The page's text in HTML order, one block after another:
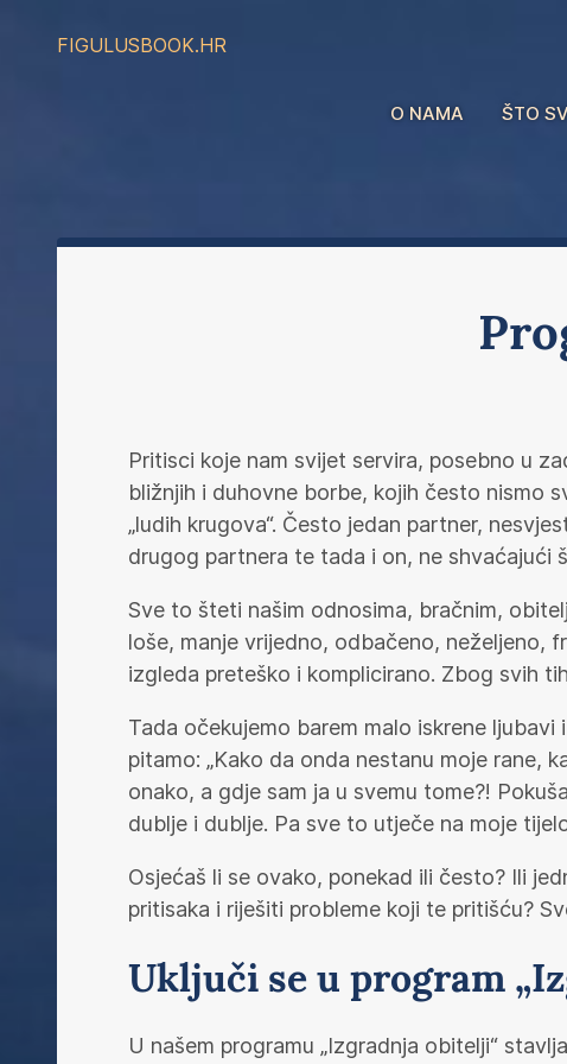
FIGULUSBOOK.HR
O NAMA ŠTO
Pritisci koje nam svijet servira, posebno u
bližnjih i duhovne borbe, kojih često nismo
„ludih krugova“. Često jedan partner,
drugog partnera te tada i on, ne shvaćajući
Sve to šteti našim odnosima, bračnim,
loše, manje vrijedno, odbačeno, neželjeno,
izgleda preteško i komplicirano. Zbog svih
Tada očekujemo barem malo iskrene
pitamo: „Kako da onda nestanu moje rane,
onako, a gdje sam ja u svemu tome?!
dublje i dublje. Pa sve to utječe na moje
Osjećaš li se ovako, ponekad ili često? Ili
pritisaka i riješiti probleme koji te pritišću?
Uključi se u program
U našem programu „Izgradnja obitelji“